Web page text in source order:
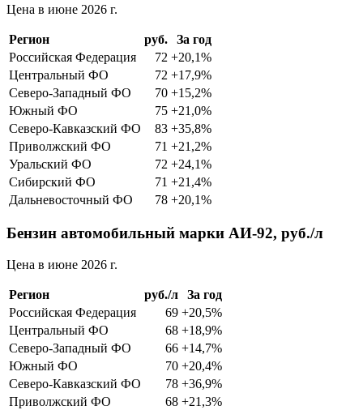
Цена в июне 2026 г.
Регион руб.
За год
Российская Федерация
72 +20,1%
Центральный ФО
72 +17,9%
Северо-Западный ФО
70 +15,2%
Южный ФО
75 +21,0%
Северо-Кавказский ФО
83 +35,8%
Приволжский ФО
71 +21,2%
Уральский ФО
72 +24,1%
Сибирский ФО
71 +21,4%
Дальневосточный ФО
78 +20,1%
Бензин автомобильный марки АИ-92, руб./л
Цена в июне 2026 г.
Регион руб./л
За год
Российская Федерация
69 +20,5%
Центральный ФО
68 +18,9%
Северо-Западный ФО
66 +14,7%
Южный ФО
70 +20,4%
Северо-Кавказский ФО
78 +36,9%
Приволжский ФО
68 +21,3%